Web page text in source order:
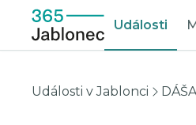
Události
Události v Jablonci